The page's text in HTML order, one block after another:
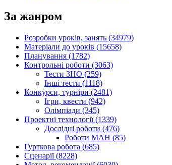
За жанром
Розробки уроків, занять (34979)
Матеріали до уроків (15658)
Планування (1782)
Контрольні роботи (3063)
Тести ЗНО (259)
Інші тести (1118)
Конкурси, турніри (2481)
Ігри, квести (942)
Олімпіади (345)
Проектні технології (1339)
Дослідні роботи (476)
Роботи МАН (85)
Гурткова робота (685)
Сценарії (8228)